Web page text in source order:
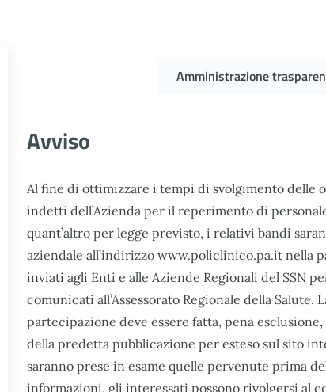
Amministrazione
Avviso
Al fine di ottimizzare i tempi di svolgimento delle
indetti dell’Azienda per il reperimento di
quant’altro per legge previsto, i relativi bandi
aziendale all’indirizzo www.policlinico.pa.it nella
inviati agli Enti e alle Aziende Regionali del SSN
comunicati all’Assessorato Regionale della
partecipazione deve essere fatta, pena
della predetta pubblicazione per esteso sul sito
saranno prese in esame quelle pervenute prima
informazioni, gli interessati possono rivolgersi al